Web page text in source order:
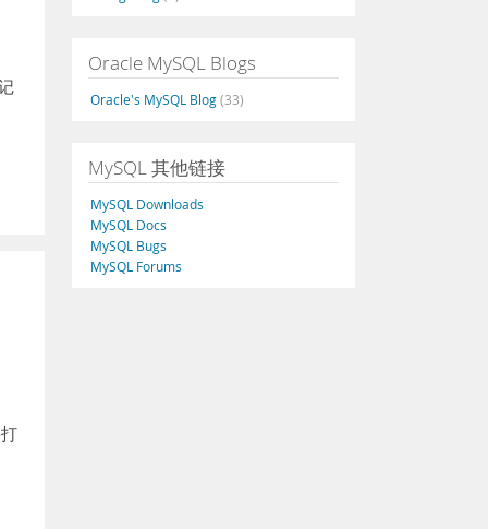
Oracle MySQL Blogs
Oracle's MySQL Blog(33)
MySQL 其他链接
MySQL Downloads
MySQL Docs
MySQL Bugs
MySQL Forums